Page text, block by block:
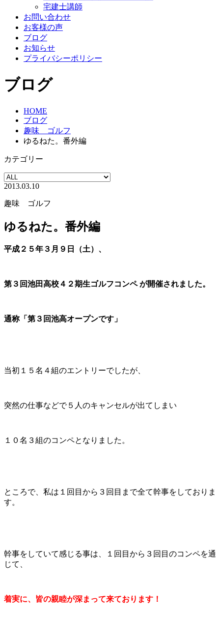
宅建士講師
お問い合わせ
お客様の声
ブログ
お知らせ
プライバシーポリシー
ブログ
HOME
ブログ
趣味 ゴルフ
ゆるねた。番外編
カテゴリー
2013.03.10
趣味 ゴルフ
ゆるねた。番外編
平成２５年３月９日（土）、
第３回池田高校４２期生ゴルフコンペ が開催されました。
通称「第３回池高オープンです」
当初１５名４組のエントリーでしたが、
突然の仕事などで５人のキャンセルが出てしまい
１０名３組のコンペとなりました。
ところで、私は１回目から３回目まで全て幹事をしておりま
す。
幹事をしていて感じる事は、１回目から３回目のコンペを通
じて、
着実に、皆の親睦が深まって来ております！